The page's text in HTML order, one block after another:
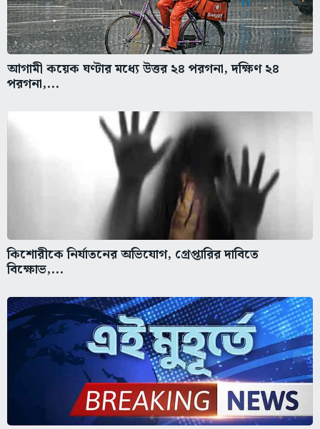
আগামী কয়েক ঘণ্টার মধ্যে উত্তর ২৪ পরগনা, দক্ষিণ ২৪
পরগনা,...
কিশোরীকে নির্যাতনের অভিযোগ, গ্রেপ্তারির দাবিতে
বিক্ষোভ,...